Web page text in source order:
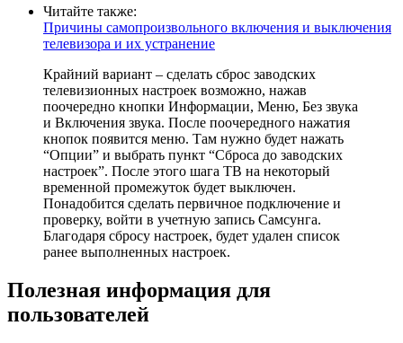
Читайте также:
Причины самопроизвольного включения и выключения
телевизора и их устранение
Крайний вариант – сделать сброс заводских
телевизионных настроек возможно, нажав
поочередно кнопки Информации, Меню, Без звука
и Включения звука. После поочередного нажатия
кнопок появится меню. Там нужно будет нажать
“Опции” и выбрать пункт “Сброса до заводских
настроек”. После этого шага ТВ на некоторый
временной промежуток будет выключен.
Понадобится сделать первичное подключение и
проверку, войти в учетную запись Самсунга.
Благодаря сбросу настроек, будет удален список
ранее выполненных настроек.
Полезная информация для
пользователей